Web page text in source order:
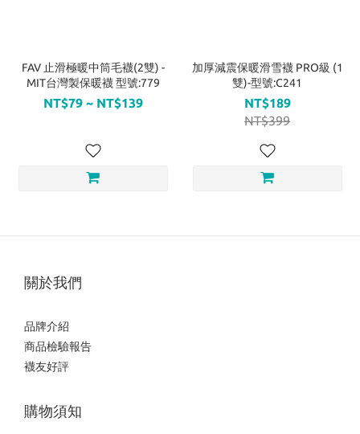
FAV 止滑極暖中筒毛襪(2雙) -
MIT台灣製保暖襪 型號:779
NT$79 ~ NT$139
加厚減震保暖滑雪襪 PRO級 (1
雙)-型號:C241
NT$189
NT$399
關於我們
品牌介紹
商品檢驗報告
襪友好評
購物須知